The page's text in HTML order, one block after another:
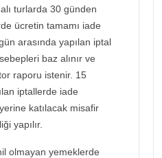
turlarda 30 günden
ücretin tamamı iade
arasında yapılan iptal
baz alınır ve
raporu istenir. 15
iptallerde iade
katılacak misafir
yapılır.
olmayan yemeklerde